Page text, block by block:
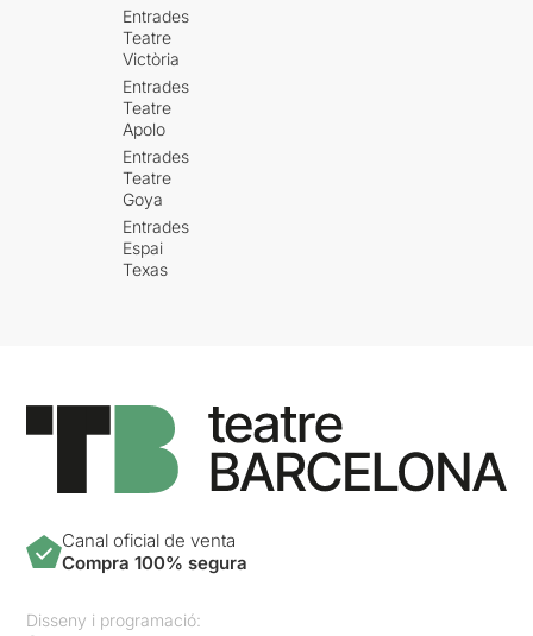
Entrades
Teatre
Victòria
Entrades
Teatre
Apolo
Entrades
Teatre
Goya
Entrades
Espai
Texas
Canal oficial de venta
Compra 100% segura
Disseny i programació: